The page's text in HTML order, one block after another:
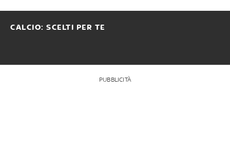
CALCIO: SCELTI PER TE
PUBBLICITÀ